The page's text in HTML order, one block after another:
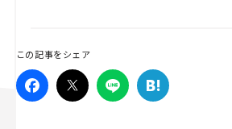
この記事をシェア
Campaign
人気のハッシュタグ
スズキ ジムニー｜Suzuki Jimny